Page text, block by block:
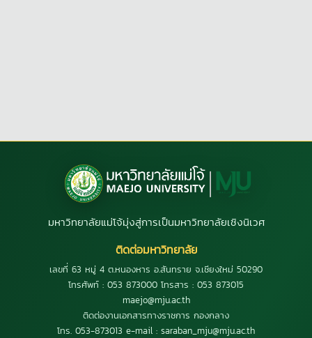
มหาวิทยาลัยแม่โจ้มุ่งสู่การเป็นมหาวิทยาลัยเชิงนิเวศ
ติดต่อมหาวิทยาลัย
เลขที่ 63 หมู่ 4 ต.หนองหาร อ.สันทราย จ.เชียงใหม่ 50290
โทรศัพท์ : 053 873000 โทรสาร : 053 873015
maejo@mju.ac.th
ติดต่องานเอกสารทางราชการ กองกลาง
โทร. 053-873013 e-mail : saraban_mju@mju.ac.th